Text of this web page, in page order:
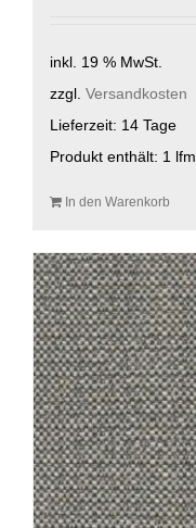
inkl. 19 % MwSt.
zzgl. Versandkosten
Lieferzeit: 14 Tage
Produkt enthält: 1 lfm
In den Warenkorb